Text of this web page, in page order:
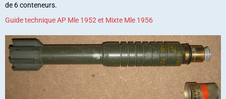
de 6 conteneurs.
Guide technique AP Mle 1952 et Mixte Mle 1956